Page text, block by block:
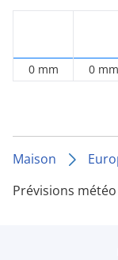
0 mm 0 mm
Maison
Prévisions